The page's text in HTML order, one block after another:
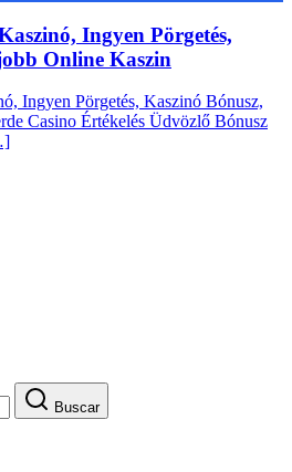
Ingyen Pörgetés,
Online Kaszin
Ingyen Pörgetés, Kaszinó Bónusz,
Casino Értékelés Üdvözlő Bónusz
Buscar